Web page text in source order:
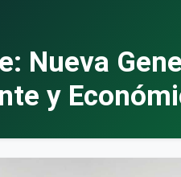
Nueva
y